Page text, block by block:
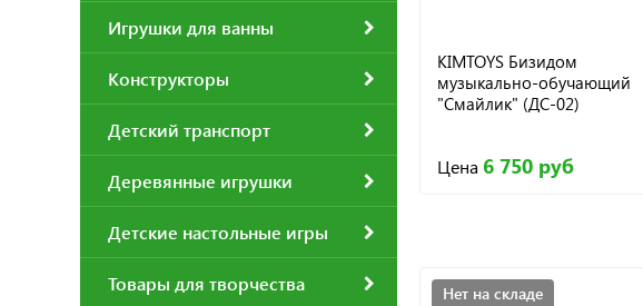
Игрушки для ванны
Конструкторы
Детский транспорт
Деревянные игрушки
Детские настольные игры
Товары для творчества
KIMTOYS Бизидом
музыкально-обучающий
"Смайлик" (ДС-02)
Цена 6 750 руб
Нет на складе